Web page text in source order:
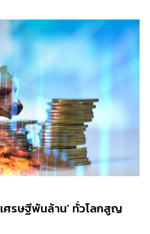
ศรษฐีพันล้าน’ ทั่วโลกสูญ